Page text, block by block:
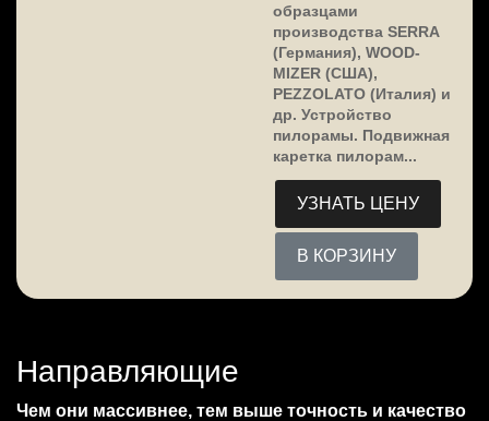
образцами
производства SERRA
(Германия), WOOD-
MIZER (США),
PEZZOLATO (Италия) и
др. Устройство
пилорамы. Подвижная
каретка пилорам...
УЗНАТЬ ЦЕНУ
В КОРЗИНУ
Направляющие
Чем они массивнее, тем выше точность и качество